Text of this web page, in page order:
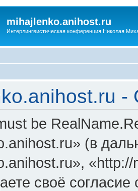
mihajlenko.anihost.ru
Интерлингвистическая конференция Николая
be
(в
своё